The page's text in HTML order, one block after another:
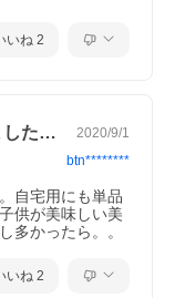
いね 2
快気祝いにカタログと一緒に送りました。… 2020/9/1
btn********
自宅用にも単品
供が美味しい美
多かったら。。
いね 2